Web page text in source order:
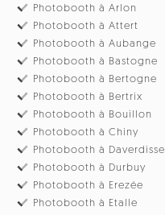
Photobooth à Arlon
Photobooth à Attert
Photobooth à Aubange
Photobooth à Bastogne
Photobooth à Bertogne
Photobooth à Bertrix
Photobooth à Bouillon
Photobooth à Chiny
Photobooth à Daverdisse
Photobooth à Durbuy
Photobooth à Erezée
Photobooth à Etalle